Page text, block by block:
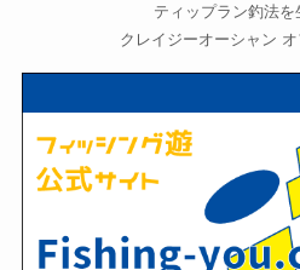
ティップラン釣法を
クレイジーオーシャン